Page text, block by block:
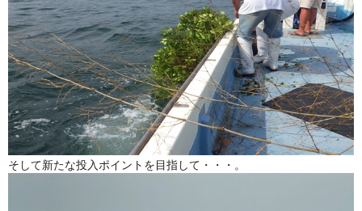
そして新たな投入ポイントを目指して・・・。